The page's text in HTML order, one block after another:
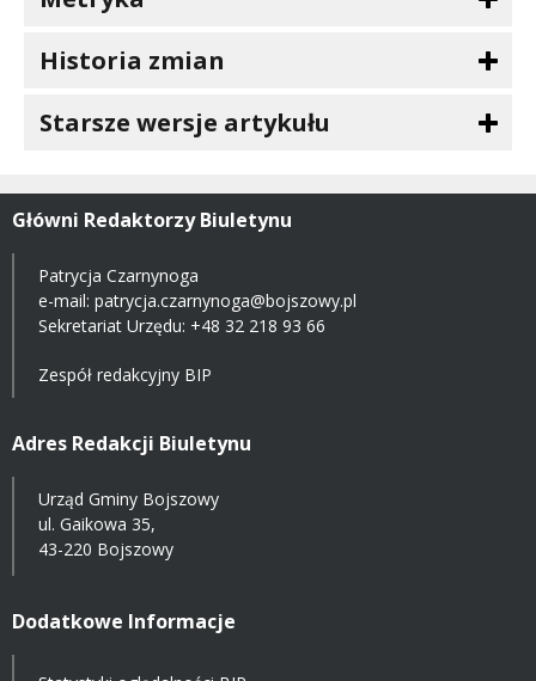
Historia zmian
Starsze wersje artykułu
Główni Redaktorzy Biuletynu
Patrycja Czarnynoga
e-mail: patrycja.czarnynoga@bojszowy.pl
Sekretariat Urzędu: +48 32 218 93 66
Zespół redakcyjny BIP
Adres Redakcji Biuletynu
Urząd Gminy Bojszowy
ul. Gaikowa 35,
43-220 Bojszowy
Dodatkowe Informacje